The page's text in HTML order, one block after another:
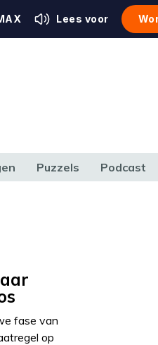
Lees voor
Puzzels Podcast
fase van
op